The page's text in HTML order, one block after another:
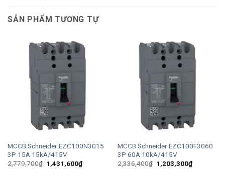
SẢN PHẨM TƯƠNG TỰ
MCCB Schneider EZC100N3015
3P 15A 15kA/415V
2,779,700₫ Giá
gốc
1,431,600₫Giá
hiện
MCCB Schneider EZC100F3060
3P 60A 10kA/415V
2,336,400₫ Giá
gốc
1,203,300₫Giá
hiện